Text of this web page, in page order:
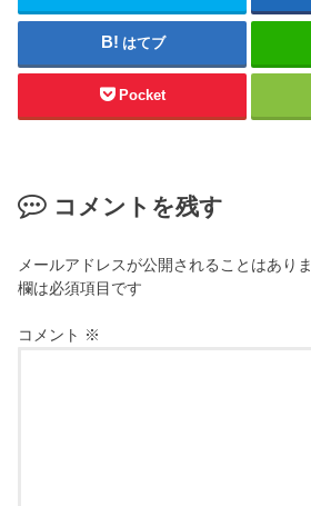
はてブ
Pocket
コメントを残す
メールアドレスが公開されることはありま
欄は必須項目です
コメント ※